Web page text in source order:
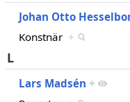
Johan Otto
Konstnär +
L
Lars Madsén +